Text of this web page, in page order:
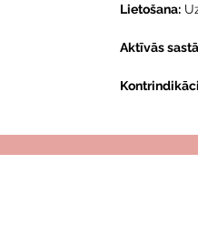
Lietošana:
Aktīvās